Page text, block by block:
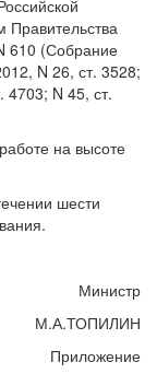
Правительства
610 (Собрание
N 26, ст. 3528;
4703; N 45, ст.
на высоте
шести
Министр
М.А.ТОПИЛИН
Приложение